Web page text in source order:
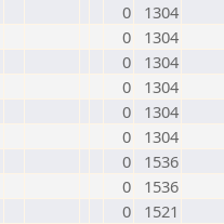
0
1304
0
1304
0
1304
0
1304
0
1304
0
1304
0
1536
0
1536
0
1521